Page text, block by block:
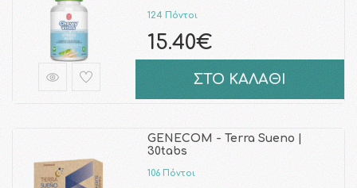
124 Πόντοι
15.40€
ΣΤΟ ΚΑΛΑΘΙ
GENECOM - Terra Sueno |
30tabs
106 Πόντοι